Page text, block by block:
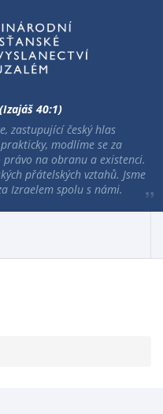
40:1)
zastupující český hlas
modlíme se za
na obranu a existenci.
přátelských vztahů. Jsme
Izraelem spolu s námi.